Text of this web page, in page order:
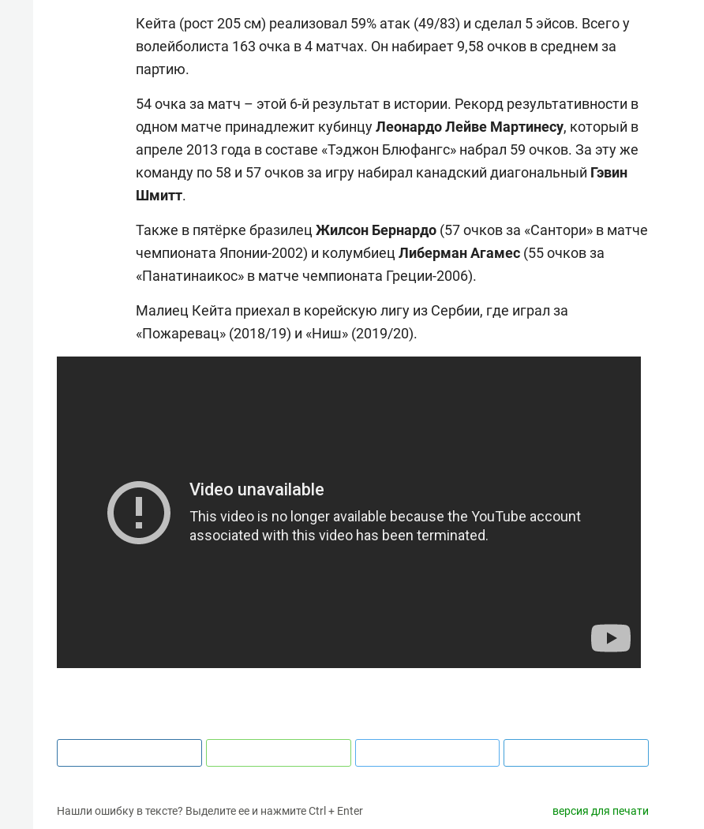
Кейта (рост 205 см) реализовал 59% атак (49/83) и сделал 5 эйсов. Всего у
волейболиста 163 очка в 4 матчах. Он набирает 9,58 очков в среднем за
партию.
54 очка за матч – этой 6-й результат в истории. Рекорд результативности в
одном матче принадлежит кубинцуЛеонардо Лейве Мартинесу, который в
апреле 2013 года в составе «Тэджон Блюфангс» набрал 59 очков. За эту же
команду по 58 и 57 очков за игру набирал канадский диагональный Гэвин
Шмитт.
Также в пятёрке бразилец Жилсон Бернардо (57 очков за «Сантори» в матче
чемпионата Японии-2002) и колумбиец Либерман Агамес (55 очков за
«Панатинаикос» в матче чемпионата Греции-2006).
Малиец Кейта приехал в корейскую лигу из Сербии, где играл за
«Пожаревац» (2018/19) и «Ниш» (2019/20).
Нашли ошибку в тексте? Выделите ее и нажмите Ctrl + Enter версия для печати